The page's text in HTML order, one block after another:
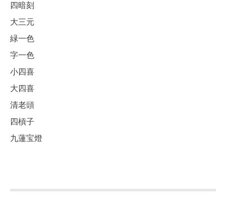
四暗刻
大三元
緑一色
字一色
小四喜
大四喜
清老頭
四槓子
九蓮宝燈